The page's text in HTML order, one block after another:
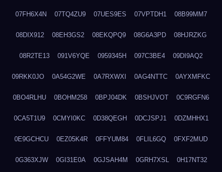
07FH6X4N 07TQ4ZU9 07UES9ES 07VPTDH1 08B99MM7
08DIX912 08EH3GS2 08EKQPQ9 08G6A3PD 08HJRZKG
08R2TE13 091V6YQE 0959345H 097C3BE4 09DI9AQ2
09RKK0JO 0A54G2WE 0A7RXWXI 0AG4NTTC 0AYXMFKC
0BO4RLHU 0BOHM258 0BPJ04DK 0BSHJVOT 0C9RGFN6
0CA5T1U9 0CMYI0KC 0D38QEGH 0DCJSPJ1 0DZMHHX1
0E9GCHCU 0EZ05K4R 0FFYUM84 0FLIL6GQ 0FXF2MUD
0G363XJW 0GI31E0A 0GJSAH4M 0GRH7XSL 0H17NT32